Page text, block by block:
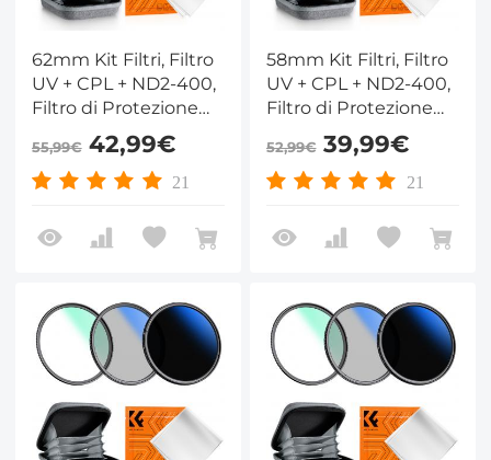
62mm Kit Filtri, Filtro
UV + CPL + ND2-400,
Filtro di Protezione
MCUV + Polarizzatore
+ Densità Neutra
ND2-400 con
Serie Nano-Klear
55,99€42,99€
21
58mm Kit Filtri, Filtro
UV + CPL + ND2-400,
Filtro di Protezione
MCUV + Polarizzatore
+ Densità Neutra
ND2-400 con
Serie Nano-Klear
52,99€39,99€
21